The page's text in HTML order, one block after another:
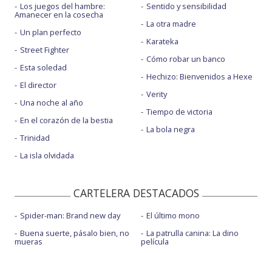
Los juegos del hambre:
Amanecer en la cosecha
Un plan perfecto
Street Fighter
Esta soledad
El director
Una noche al año
En el corazón de la bestia
Trinidad
La isla olvidada
Sentido y sensibilidad
La otra madre
Karateka
Cómo robar un banco
Hechizo: Bienvenidos a Hexe
Verity
Tiempo de victoria
La bola negra
CARTELERA DESTACADOS
Spider-man: Brand new day
Buena suerte, pásalo bien, no
mueras
El último mono
La patrulla canina: La dino
película